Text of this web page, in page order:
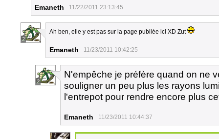
Emaneth 11/22/2011 23:13:45
2
Ah ben, elle y est pas sur la page publiée ici XD Zut
Emaneth 11/23/2011 10:42:25
2
N'empêche je préfère quand on ne
souligner un peu plus les rayons
l'entrepot pour rendre encore plus
Emaneth 11/23/2011 10:44:37